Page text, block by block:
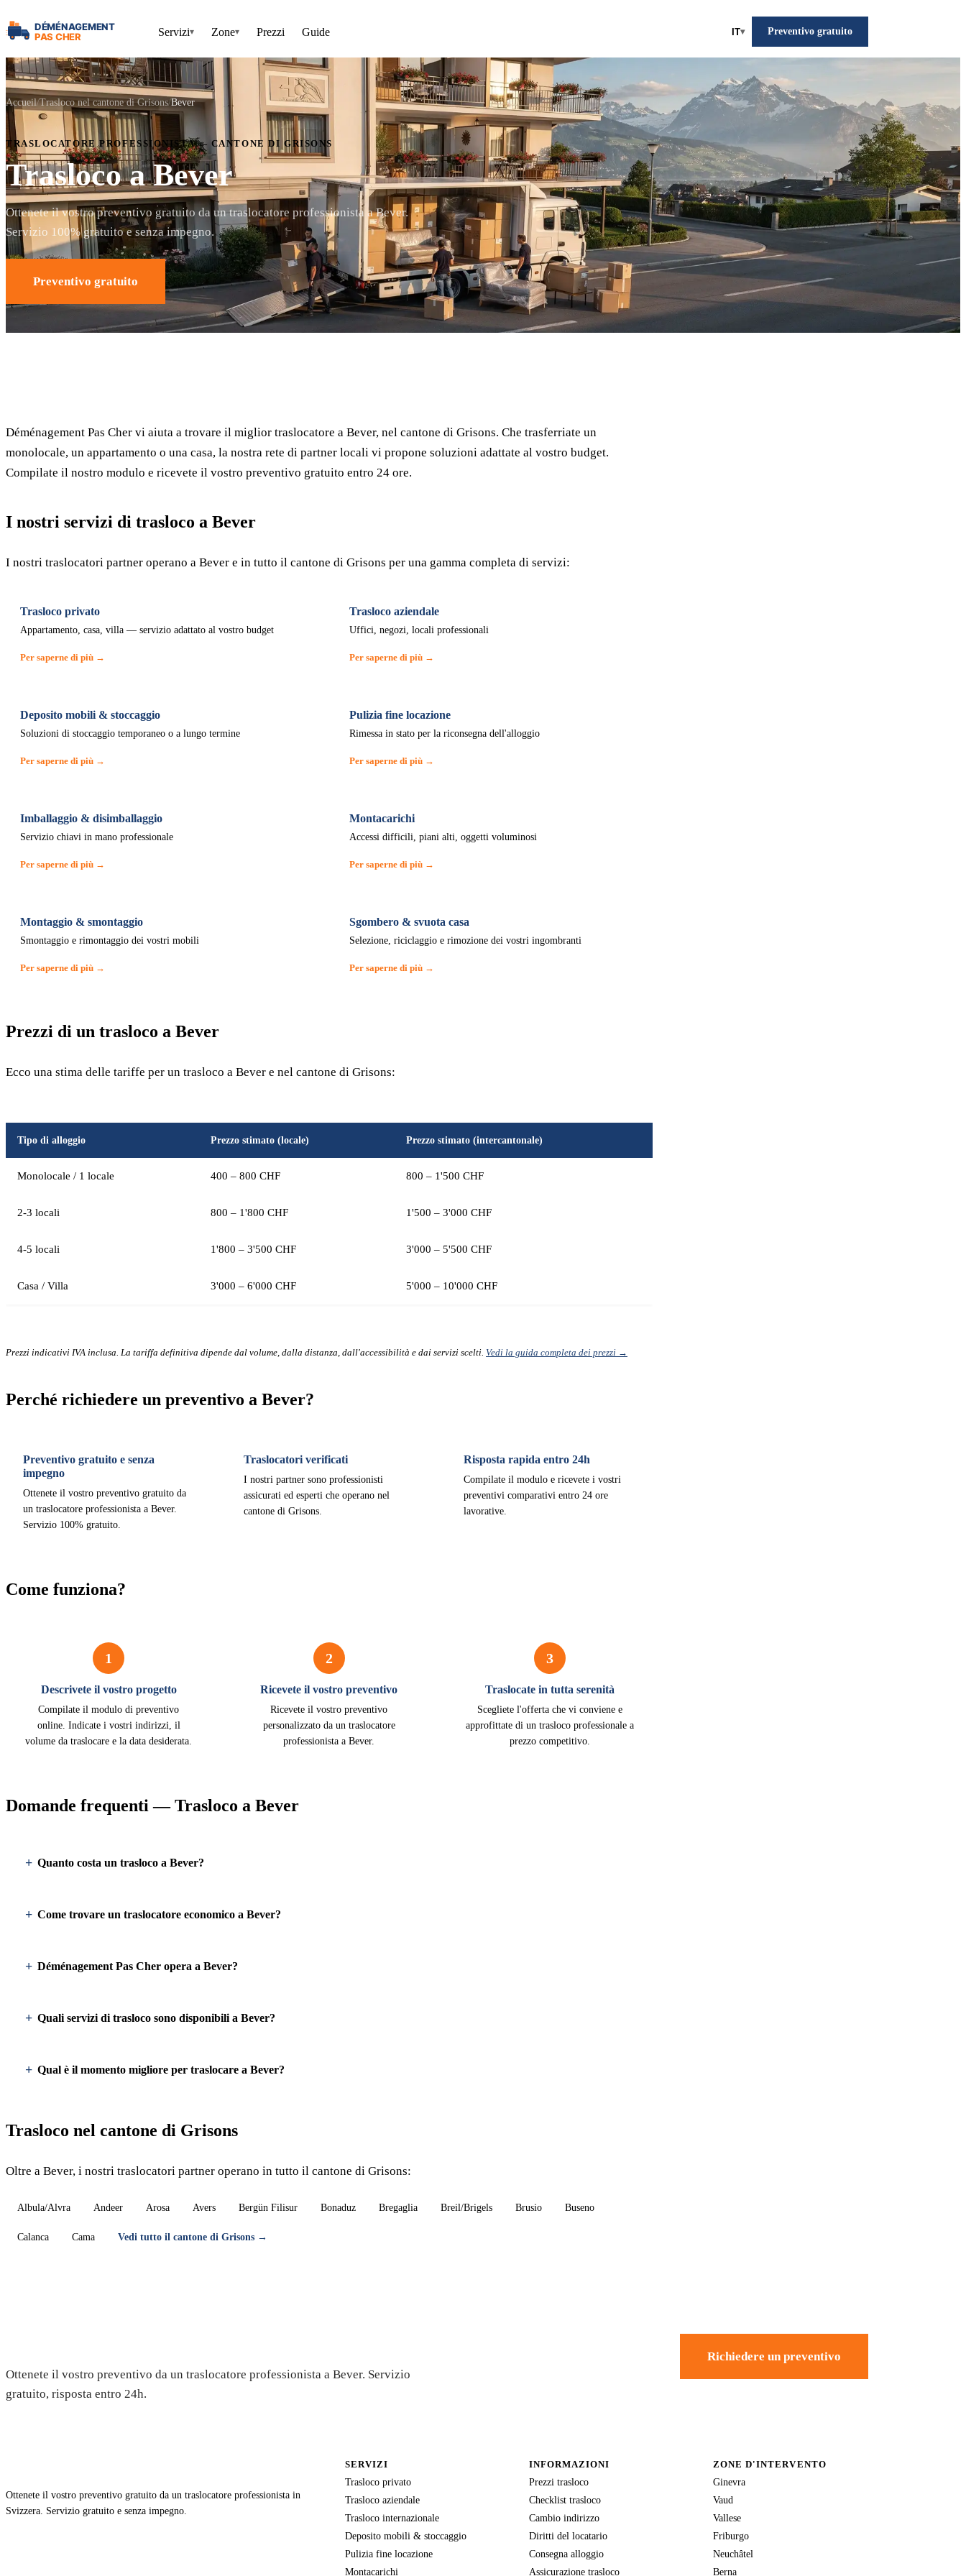
Servizi▾ Zone▾ Prezzi Guide IT▾ Preventivo gratuito
Accueil Trasloco nel cantone di Grisons Bever
TRASLOCATORE PROFESSIONISTA — CANTONE DI GRISONS
Trasloco a Bever
Ottenete il vostro preventivo gratuito da un traslocatore professionista a Bever.
Servizio 100% gratuito e senza impegno.
Preventivo gratuito
Déménagement Pas Cher vi aiuta a trovare il miglior traslocatore a Bever, nel cantone di Grisons. Che trasferriate un
monolocale, un appartamento o una casa, la nostra rete di partner locali vi propone soluzioni adattate al vostro budget.
Compilate il nostro modulo e ricevete il vostro preventivo gratuito entro 24 ore.
I nostri servizi di trasloco a Bever
I nostri traslocatori partner operano a Bever e in tutto il cantone di Grisons per una gamma completa di servizi:
Trasloco privato
Appartamento, casa, villa — servizio adattato al vostro budget
Per saperne di più →
Trasloco aziendale
Uffici, negozi, locali professionali
Per saperne di più →
Deposito mobili & stoccaggio
Soluzioni di stoccaggio temporaneo o a lungo termine
Per saperne di più →
Pulizia fine locazione
Rimessa in stato per la riconsegna dell'alloggio
Per saperne di più →
Imballaggio & disimballaggio
Servizio chiavi in mano professionale
Per saperne di più →
Montacarichi
Accessi difficili, piani alti, oggetti voluminosi
Per saperne di più →
Montaggio & smontaggio
Smontaggio e rimontaggio dei vostri mobili
Per saperne di più →
Sgombero & svuota casa
Selezione, riciclaggio e rimozione dei vostri ingombranti
Per saperne di più →
Prezzi di un trasloco a Bever
Ecco una stima delle tariffe per un trasloco a Bever e nel cantone di Grisons:
Tipo di alloggio Prezzo stimato (locale) Prezzo stimato (intercantonale)
Monolocale / 1 locale 400 – 800 CHF 800 – 1'500 CHF
2-3 locali 800 – 1'800 CHF 1'500 – 3'000 CHF
4-5 locali 1'800 – 3'500 CHF 3'000 – 5'500 CHF
Casa / Villa 3'000 – 6'000 CHF 5'000 – 10'000 CHF
Prezzi indicativi IVA inclusa. La tariffa definitiva dipende dal volume, dalla distanza, dall'accessibilità e dai servizi scelti. Vedi la guida completa dei prezzi →
Perché richiedere un preventivo a Bever?
Preventivo gratuito e senza
impegno
Ottenete il vostro preventivo gratuito da
un traslocatore professionista a Bever.
Servizio 100% gratuito.
Traslocatori verificati
I nostri partner sono professionisti
assicurati ed esperti che operano nel
cantone di Grisons.
Risposta rapida entro 24h
Compilate il modulo e ricevete i vostri
preventivi comparativi entro 24 ore
lavorative.
Come funziona?
1
Descrivete il vostro progetto
Compilate il modulo di preventivo
online. Indicate i vostri indirizzi, il
volume da traslocare e la data desiderata.
2
Ricevete il vostro preventivo
Ricevete il vostro preventivo
personalizzato da un traslocatore
professionista a Bever.
3
Traslocate in tutta serenità
Scegliete l'offerta che vi conviene e
approfittate di un trasloco professionale a
prezzo competitivo.
Domande frequenti — Trasloco a Bever
Quanto costa un trasloco a Bever?
Come trovare un traslocatore economico a Bever?
Déménagement Pas Cher opera a Bever?
Quali servizi di trasloco sono disponibili a Bever?
Qual è il momento migliore per traslocare a Bever?
Trasloco nel cantone di Grisons
Oltre a Bever, i nostri traslocatori partner operano in tutto il cantone di Grisons:
Albula/Alvra Andeer Arosa Avers Bergün Filisur Bonaduz Bregaglia Breil/Brigels Brusio Buseno
Calanca Cama Vedi tutto il cantone di Grisons →
Ottenete il vostro preventivo da un traslocatore professionista a Bever. Servizio
gratuito, risposta entro 24h.
Richiedere un preventivo
Ottenete il vostro preventivo gratuito da un traslocatore professionista in
Svizzera. Servizio gratuito e senza impegno.
SERVIZI
Trasloco privato
Trasloco aziendale
Trasloco internazionale
Deposito mobili & stoccaggio
Pulizia fine locazione
Montacarichi
INFORMAZIONI
Prezzi trasloco
Checklist trasloco
Cambio indirizzo
Diritti del locatario
Consegna alloggio
Assicurazione trasloco
ZONE D'INTERVENTO
Ginevra
Vaud
Vallese
Friburgo
Neuchâtel
Berna